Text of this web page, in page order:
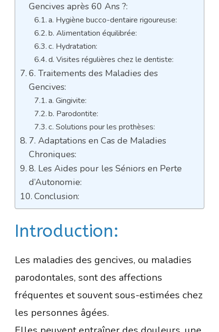
Gencives après 60 Ans ?:
a. Hygiène bucco-dentaire rigoureuse:
b. Alimentation équilibrée:
c. Hydratation:
d. Visites régulières chez le dentiste:
6. Traitements des Maladies des
Gencives:
a. Gingivite:
b. Parodontite:
c. Solutions pour les prothèses:
7. Adaptations en Cas de Maladies
Chroniques:
8. Les Aides pour les Séniors en Perte
d’Autonomie:
Conclusion:
Introduction:
Les maladies des gencives, ou maladies
parodontales, sont des affections
fréquentes et souvent sous-estimées chez
les personnes âgées.